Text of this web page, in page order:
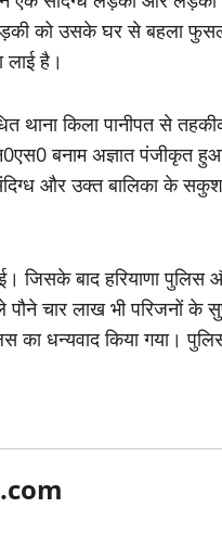
को उसके घर से बहला
है।
थाना किला पानीपत से
बनाम अज्ञात पंजीकृत
संदिग्ध और उक्त बालिका के
जिसके बाद हरियाणा पुलिस
पौने चार लाख भी परिजनों
का धन्यवाद किया